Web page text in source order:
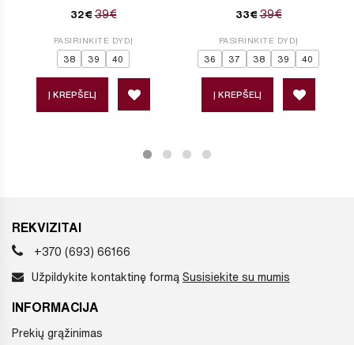
32€ 39€
PASIRINKITE DYDĮ
38 39 40
Į KREPŠELĮ
33€ 39€
PASIRINKITE DYDĮ
36 37 38 39 40
Į KREPŠELĮ
REKVIZITAI
+370 (693) 66166
Užpildykite kontaktinę formą Susisiekite su mumis
INFORMACIJA
Prekių grąžinimas